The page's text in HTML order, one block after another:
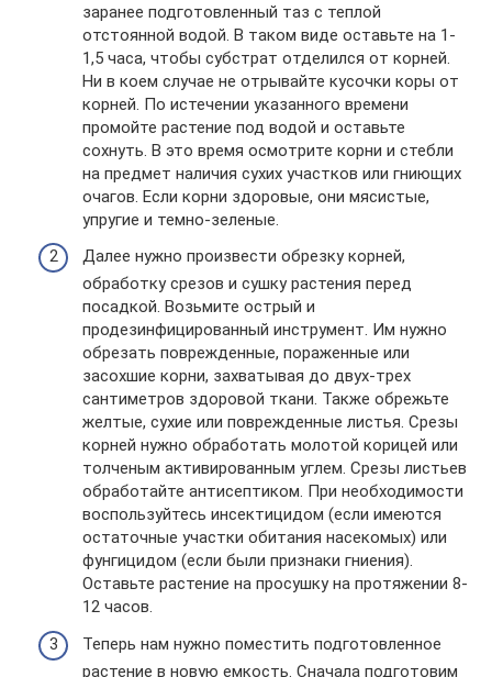
заранее подготовленный таз с теплой
отстоянной водой. В таком виде оставьте на 1-
1,5 часа, чтобы субстрат отделился от корней.
Ни в коем случае не отрывайте кусочки коры от
корней. По истечении указанного времени
промойте растение под водой и оставьте
сохнуть. В это время осмотрите корни и стебли
на предмет наличия сухих участков или гниющих
очагов. Если корни здоровые, они мясистые,
упругие и темно-зеленые.
Далее нужно произвести обрезку корней,
обработку срезов и сушку растения перед
посадкой. Возьмите острый и
продезинфицированный инструмент. Им нужно
обрезать поврежденные, пораженные или
засохшие корни, захватывая до двух-трех
сантиметров здоровой ткани. Также обрежьте
желтые, сухие или поврежденные листья. Срезы
корней нужно обработать молотой корицей или
толченым активированным углем. Срезы листьев
обработайте антисептиком. При необходимости
воспользуйтесь инсектицидом (если имеются
остаточные участки обитания насекомых) или
фунгицидом (если были признаки гниения).
Оставьте растение на просушку на протяжении 8-
12 часов.
Теперь нам нужно поместить подготовленное
растение в новую емкость. Сначала подготовим